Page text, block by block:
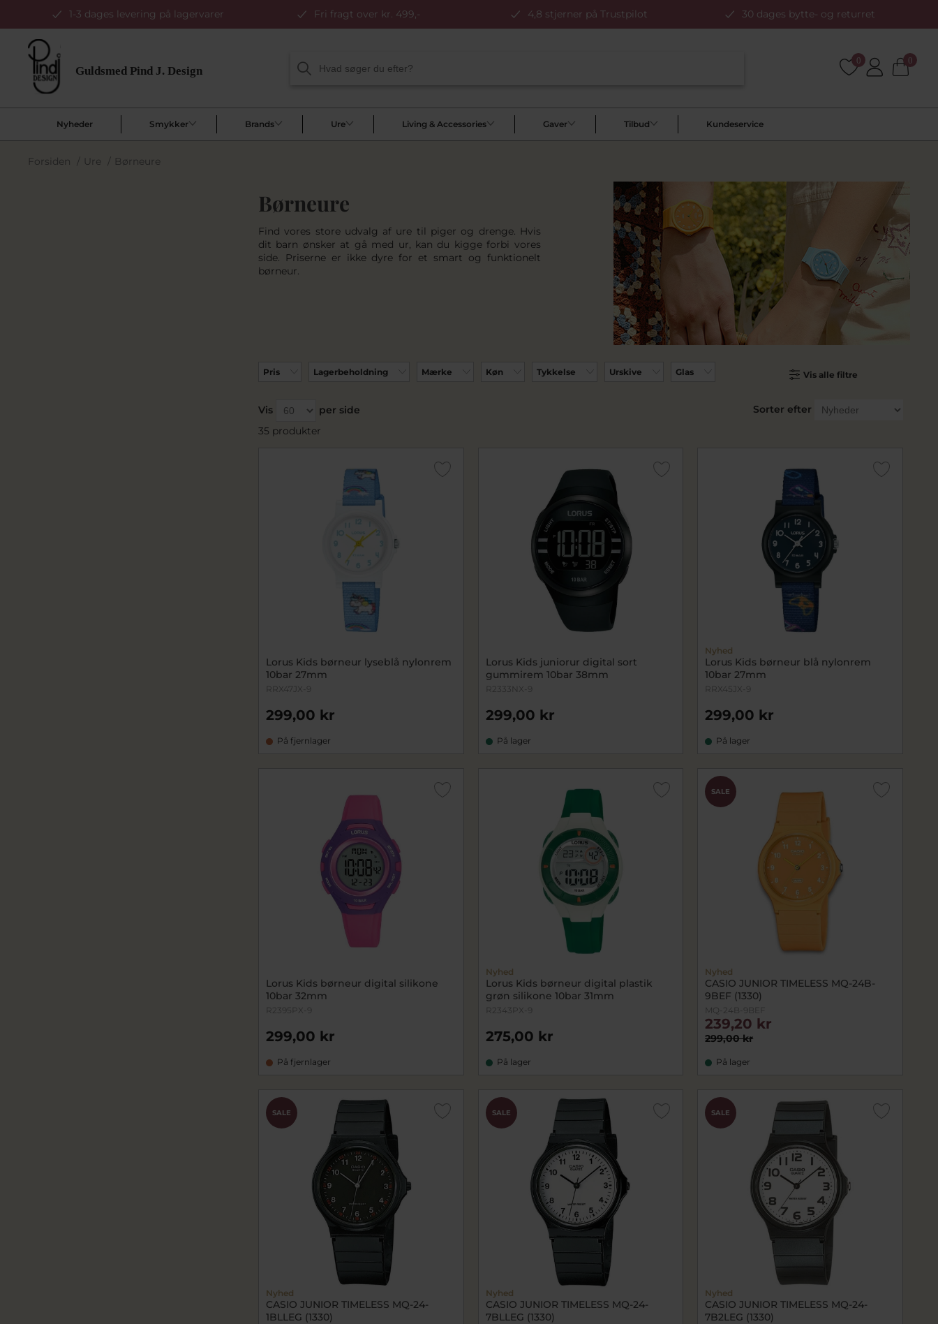
1-3 dages levering på lagervarer Fri fragt over kr. 499,- 4,8 stjerner på Trustpilot 30 dages bytte- og returret
0 0
Nyheder Smykker Brands Ure Living & Accessories Gaver Tilbud Kundeservice
Forsiden / Ure / Børneure
Børneure
Find vores store udvalg af ure til piger og drenge. Hvis
dit barn ønsker at gå med ur, kan du kigge forbi vores
side. Priserne er ikke dyre for et smart og funktionelt
børneur.
Pris Lagerbeholdning Mærke Køn Tykkelse Urskive Glas Vis alle filtre
Sorter efter
Vis
per side
35 produkter
Lorus Kids børneur lyseblå nylonrem
10bar 27mm
RRX47JX-9
299,00 kr
På fjernlager
Lorus Kids juniorur digital sort
gummirem 10bar 38mm
R2333NX-9
299,00 kr
På lager
Nyhed
Lorus Kids børneur blå nylonrem
10bar 27mm
RRX45JX-9
299,00 kr
På lager
Lorus Kids børneur digital silikone
10bar 32mm
R2395PX-9
299,00 kr
På fjernlager
Nyhed
Lorus Kids børneur digital plastik
grøn silikone 10bar 31mm
R2343PX-9
275,00 kr
På lager
SALE
Nyhed
CASIO JUNIOR TIMELESS MQ-24B-
9BEF (1330)
MQ-24B-9BEF
299,00 kr
239,20 kr
På lager
SALE
Nyhed
CASIO JUNIOR TIMELESS MQ-24-
1BLLEG (1330)
SALE
Nyhed
CASIO JUNIOR TIMELESS MQ-24-
7BLLEG (1330)
SALE
Nyhed
CASIO JUNIOR TIMELESS MQ-24-
7B2LEG (1330)